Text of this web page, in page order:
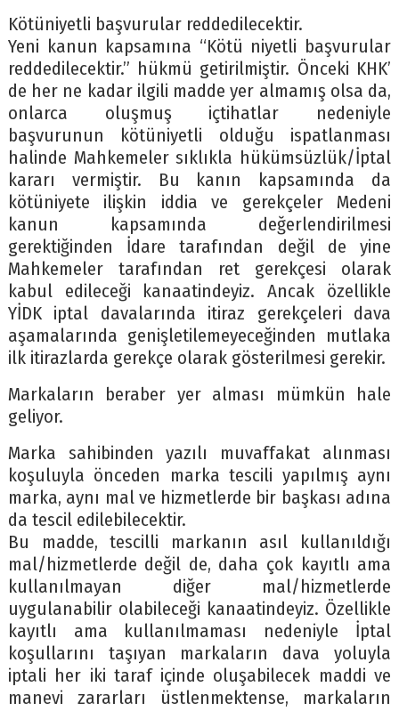
Kötüniyetli başvurular reddedilecektir.
Yeni kanun kapsamına “Kötü niyetli başvurular
reddedilecektir.” hükmü getirilmiştir. Önceki KHK’
de her ne kadar ilgili madde yer almamış olsa da,
onlarca oluşmuş içtihatlar nedeniyle
başvurunun kötüniyetli olduğu ispatlanması
halinde Mahkemeler sıklıkla hükümsüzlük/İptal
kararı vermiştir. Bu kanın kapsamında da
kötüniyete ilişkin iddia ve gerekçeler Medeni
kanun kapsamında değerlendirilmesi
gerektiğinden İdare tarafından değil de yine
Mahkemeler tarafından ret gerekçesi olarak
kabul edileceği kanaatindeyiz. Ancak özellikle
YİDK iptal davalarında itiraz gerekçeleri dava
aşamalarında genişletilemeyeceğinden mutlaka
ilk itirazlarda gerekçe olarak gösterilmesi gerekir.
Markaların beraber yer alması mümkün hale
geliyor.
Marka sahibinden yazılı muvaffakat alınması
koşuluyla önceden marka tescili yapılmış aynı
marka, aynı mal ve hizmetlerde bir başkası adına
da tescil edilebilecektir.
Bu madde, tescilli markanın asıl kullanıldığı
mal/hizmetlerde değil de, daha çok kayıtlı ama
kullanılmayan diğer mal/hizmetlerde
uygulanabilir olabileceği kanaatindeyiz. Özellikle
kayıtlı ama kullanılmaması nedeniyle İptal
koşullarını taşıyan markaların dava yoluyla
iptali her iki taraf içinde oluşabilecek maddi ve
manevi zararları üstlenmektense, markaların